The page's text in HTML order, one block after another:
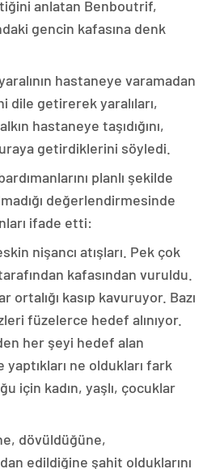
anlatan Benboutrif,
gencin kafasına denk
hastaneye varamadan
dile getirerek yaralıları,
hastaneye taşıdığını,
getirdiklerini söyledi.
planlı şekilde
değerlendirmesinde
ifade etti:
nişancı atışları. Pek çok
kafasından vuruldu.
ortalığı kasıp kavuruyor. Bazı
füzelerce hedef alınıyor.
her şeyi hedef alan
ne oldukları fark
için kadın, yaşlı, çocuklar
dövüldüğüne,
edildiğine şahit olduklarını